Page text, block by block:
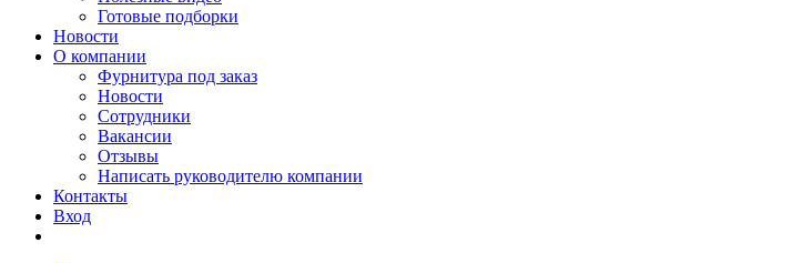
Готовые подборки
Новости
О компании
Фурнитура под заказ
Новости
Сотрудники
Вакансии
Отзывы
Написать руководителю компании
Контакты
Вход